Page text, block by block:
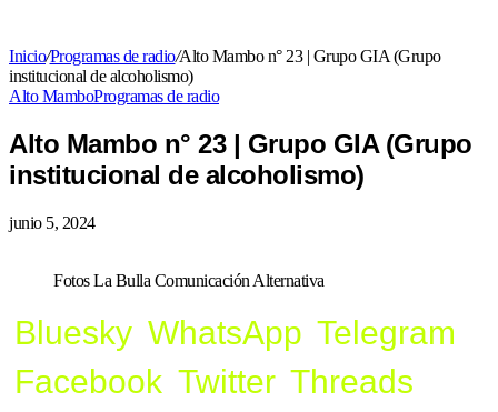
Inicio/Programas de radio/Alto Mambo n° 23 | Grupo GIA (Grupo
institucional de alcoholismo)
Alto MamboProgramas de radio
Alto Mambo n° 23 | Grupo GIA (Grupo
institucional de alcoholismo)
junio 5, 2024
Fotos La Bulla Comunicación Alternativa
Bluesky WhatsApp Telegram
Facebook Twitter Threads